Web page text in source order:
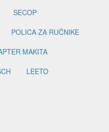
SECOP
POLICA ZA RUČNIKE
MAKITA
LEETO